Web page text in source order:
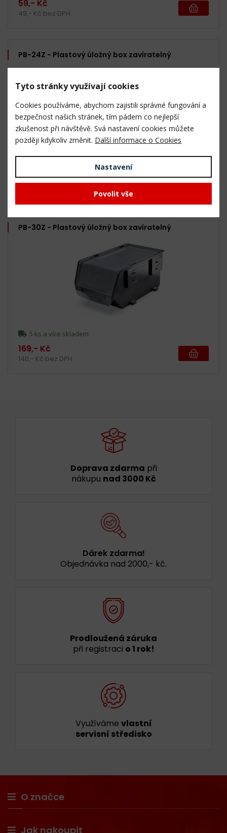
59,- Kč
49,- Kč bez DPH
PB-24Z - Plastový úložný box zavíratelný
99,- Kč
82,- Kč bez DPH
PB-30Z - Plastový úložný box zavíratelný
5 ks a více skladem
169,- Kč
140,- Kč bez DPH
Doprava zdarma při
nákupu nad 3000 Kč
Dárek zdarma!
Objednávka nad 2000,- kč.
Prodloužená záruka
při registraci o 1 rok!
Využíváme vlastní
servisní středisko
O značce
Jak nakoupit
Tyto stránky využívají cookies
Cookies používáme, abychom zajistili správné fungování a
bezpečnost našich stránek, tím pádem co nejlepší
zkušenost při návštěvě. Svá nastavení cookies můžete
později kdykoliv změnit. Další informace o Cookies
Nastavení
Povolit vše